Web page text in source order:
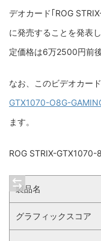
デオカード｢ROG
に発売することを発表
定価格は6万2500円前後
なお、このビデオカー
GTX1070-O8G-
ます。
ROG STRIX-GTX1070-
製品名
グラフィックスコア